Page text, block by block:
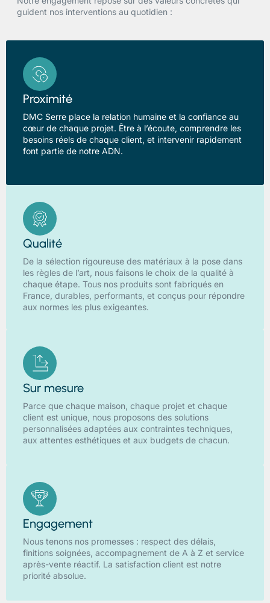
guident nos interventions au quotidien :
Proximité
DMC Serre place la relation humaine et la confiance au
cœur de chaque projet. Être à l’écoute, comprendre les
besoins réels de chaque client, et intervenir rapidement
font partie de notre ADN.
Qualité
De la sélection rigoureuse des matériaux à la pose dans
les règles de l’art, nous faisons le choix de la qualité à
chaque étape. Tous nos produits sont fabriqués en
France, durables, performants, et conçus pour répondre
aux normes les plus exigeantes.
Sur mesure
Parce que chaque maison, chaque projet et chaque
client est unique, nous proposons des solutions
personnalisées adaptées aux contraintes techniques,
aux attentes esthétiques et aux budgets de chacun.
Engagement
Nous tenons nos promesses : respect des délais,
finitions soignées, accompagnement de A à Z et service
après-vente réactif. La satisfaction client est notre
priorité absolue.